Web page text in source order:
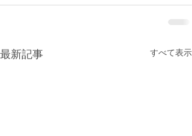
最新記事 すべて表示